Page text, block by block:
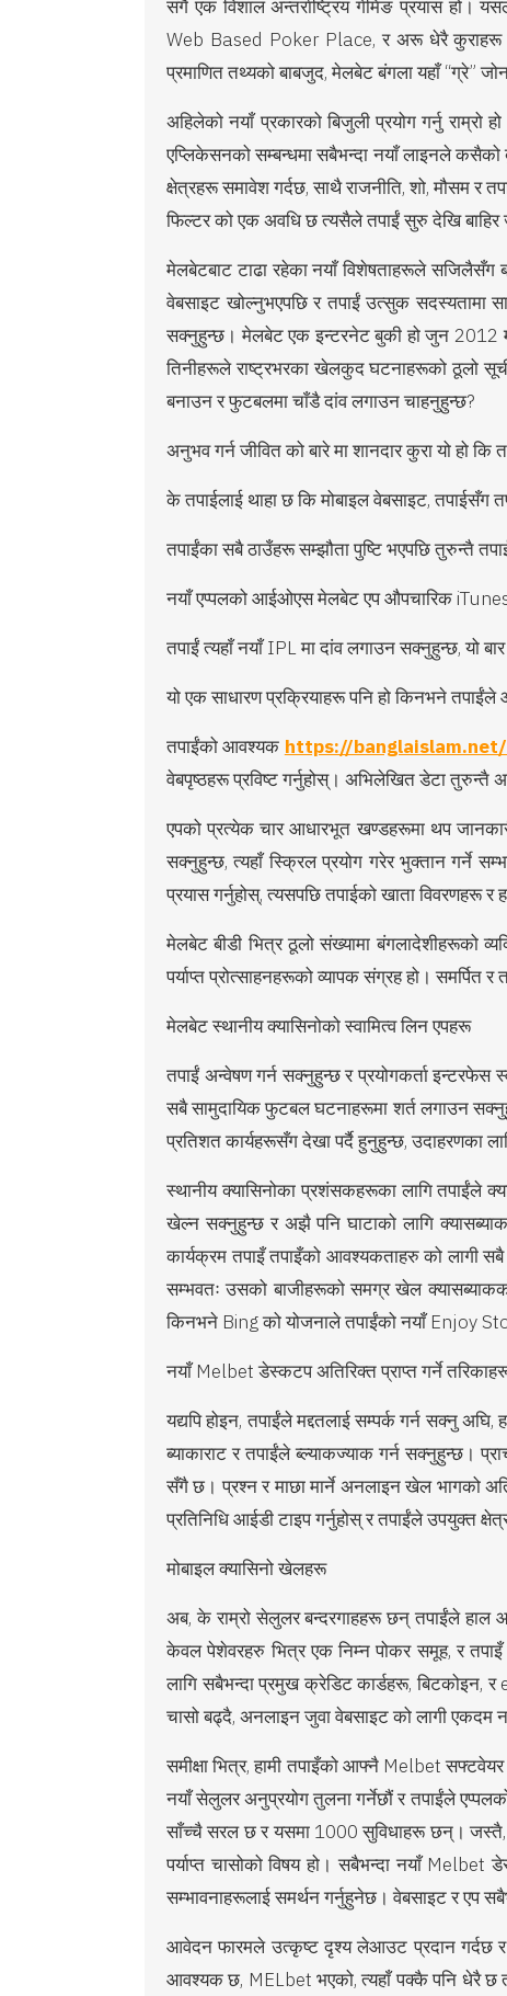
संगै एक विशाल अन्तर्राष्ट्रिय गेमिङ प्रयास
Web Based Poker Place, र अरू धेरै कुराहरू
प्रमाणित तथ्यको बाबजुद, मेलबेट बंगला यहाँ “ग्रे”
अहिलेको नयाँ प्रकारको बिजुली प्रयोग गर्नु
एप्लिकेसनको सम्बन्धमा सबैभन्दा नयाँ लाइनले कसैको
क्षेत्रहरू समावेश गर्दछ, साथै राजनीति, शो, मौसम
फिल्टर को एक अवधि छ त्यसैले तपाईं सुरु देखि बाहिर
मेलबेटबाट टाढा रहेका नयाँ विशेषताहरूले सजिलैसँग
वेबसाइट खोल्नुभएपछि र तपाईं उत्सुक सदस्यतामा
सक्नुहुन्छ। मेलबेट एक इन्टरनेट बुकी हो जुन 2012
तिनीहरूले राष्ट्रभरका खेलकुद घटनाहरूको ठूलो
बनाउन र फुटबलमा चाँडै दांव लगाउन चाहनुहुन्छ?
अनुभव गर्न जीवित को बारे मा शानदार कुरा यो हो
के तपाईलाई थाहा छ कि मोबाइल वेबसाइट,
तपाईंका सबै ठाउँहरू सम्झौता पुष्टि भएपछि तुरुन्तै
नयाँ एप्पलको आईओएस मेलबेट एप औपचारिक iTunes
तपाईं त्यहाँ नयाँ IPL मा दांव लगाउन सक्नुहुन्छ, यो बार
यो एक साधारण प्रक्रियाहरू पनि हो किनभने
तपाईंको आवश्यक https://
वेबपृष्ठहरू प्रविष्ट गर्नुहोस्। अभिलेखित डेटा तुरुन्तै
एपको प्रत्येक चार आधारभूत खण्डहरूमा थप
सक्नुहुन्छ, त्यहाँ स्क्रिल प्रयोग गरेर भुक्तान गर्ने
प्रयास गर्नुहोस्, त्यसपछि तपाईको खाता विवरणहरू र
मेलबेट बीडी भित्र ठूलो संख्यामा बंगलादेशीहरूको
पर्याप्त प्रोत्साहनहरूको व्यापक संग्रह हो। समर्पित
मेलबेट स्थानीय क्यासिनोको स्वामित्व लिन एपहरू
तपाईं अन्वेषण गर्न सक्नुहुन्छ र प्रयोगकर्ता इन्टरफेस
सबै सामुदायिक फुटबल घटनाहरूमा शर्त लगाउन
प्रतिशत कार्यहरूसँग देखा पर्दै हुनुहुन्छ, उदाहरणका
स्थानीय क्यासिनोका प्रशंसकहरूका लागि तपाईंले
खेल्न सक्नुहुन्छ र अझै पनि घाटाको लागि
कार्यक्रम तपाइँ तपाइँको आवश्यकताहरु को लागी सबै
सम्भवतः उसको बाजीहरूको समग्र खेल
किनभने Bing को योजनाले तपाईंको नयाँ Enjoy
नयाँ Melbet डेस्कटप अतिरिक्त प्राप्त गर्ने
यद्यपि होइन, तपाईंले मद्दतलाई सम्पर्क गर्न सक्नु
ब्याकाराट र तपाईंले ब्ल्याकज्याक गर्न सक्नुहुन्छ।
सँगै छ। प्रश्न र माछा मार्ने अनलाइन खेल भागको
प्रतिनिधि आईडी टाइप गर्नुहोस् र तपाईंले उपयुक्त
मोबाइल क्यासिनो खेलहरू
अब, के राम्रो सेलुलर बन्दरगाहहरू छन् तपाईंले
केवल पेशेवरहरु भित्र एक निम्न पोकर समूह, र तपाइँ
लागि सबैभन्दा प्रमुख क्रेडिट कार्डहरू, बिटकोइन,
चासो बढ्दै, अनलाइन जुवा वेबसाइट को लागी
समीक्षा भित्र, हामी तपाइँको आफ्नै Melbet
नयाँ सेलुलर अनुप्रयोग तुलना गर्नेछौं र तपाईंले
साँच्चै सरल छ र यसमा 1000 सुविधाहरू छन्। जस्तै,
पर्याप्त चासोको विषय हो। सबैभन्दा नयाँ Melbet
सम्भावनाहरूलाई समर्थन गर्नुहुनेछ। वेबसाइट र एप
आवेदन फारमले उत्कृष्ट दृश्य लेआउट प्रदान गर्दछ र
आवश्यक छ, MELbet भएको, त्यहाँ पक्कै पनि धेरै छ